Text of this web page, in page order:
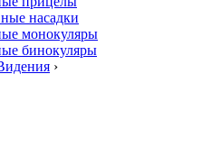
насадки
монокуляры
бинокуляры
›